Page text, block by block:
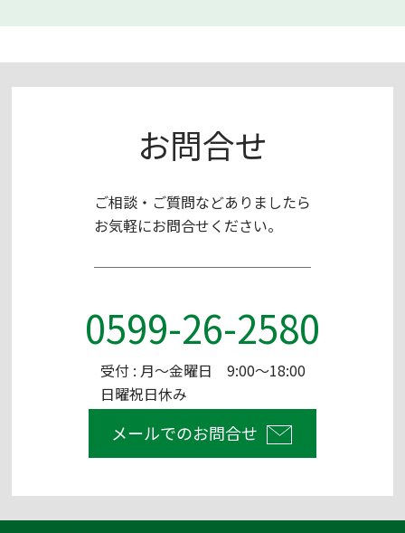
お問合せ
ご相談・ご質問などありましたら
お気軽にお問合せください。
0599-26-2580
受付 : 月～金曜日 9:00～18:00
日曜祝日休み
メールでのお問合せ